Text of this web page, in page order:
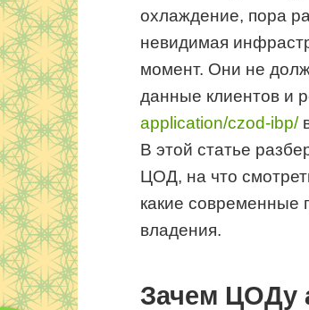
охлаждение, пора
невидимая
момент. Они не
данные клиентов и
application/czod-ibp/
В этой статье
ЦОД, на что
какие современные
владения.
Зачем ЦОДу